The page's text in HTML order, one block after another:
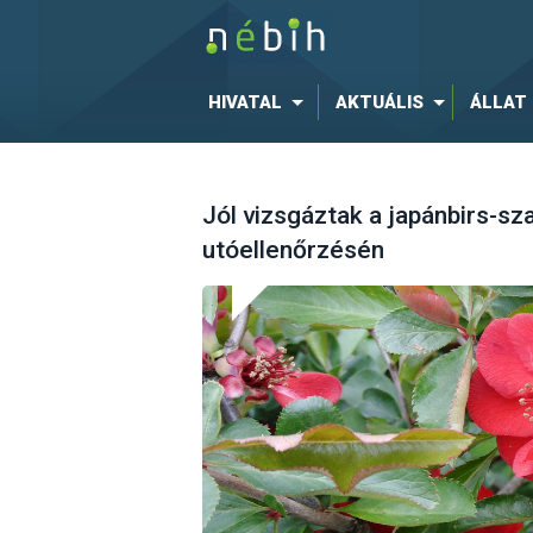
HIVATAL AKTUÁLIS ÁLLAT
Jól vizsgáztak a japánbirs-
utóellenőrzésén